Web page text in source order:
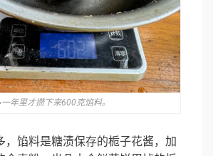
一年里才攒下来600克馅料。
，馅料是糖渍保存的栀子花酱，加